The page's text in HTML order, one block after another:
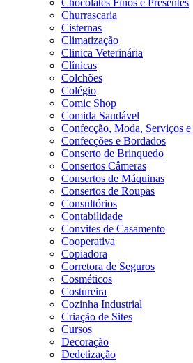
Chocolates Finos e Presentes
Churrascaria
Cisternas
Climatização
Clinica Veterinária
Clínicas
Colchões
Colégio
Comic Shop
Comida Saudável
Confecção, Moda, Serviços
Confecções e Bordados
Conserto de Brinquedo
Consertos Câmeras
Consertos de Máquinas
Consertos de Roupas
Consultórios
Contabilidade
Convites de Casamento
Cooperativa
Copiadora
Corretora de Seguros
Cosméticos
Costureira
Cozinha Industrial
Criação de Sites
Cursos
Decoração
Dedetização